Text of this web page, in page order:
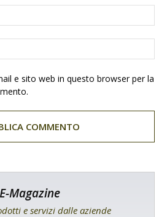
e sito web in questo browser per la
E-Magazine
e servizi dalle aziende